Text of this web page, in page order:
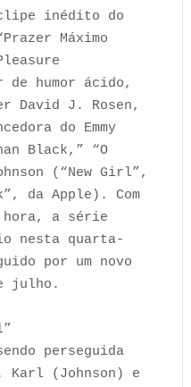
clipe inédito do
Máximo
humor ácido,
David J. Rosen,
do Emmy
Black,” “O
(“New Girl”,
da Apple). Com
hora, a série
nesta quarta-
por um novo
julho.
perseguida
Karl (Johnson) e